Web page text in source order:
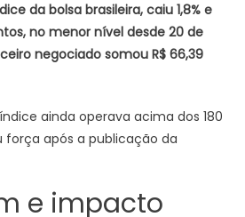
da bolsa brasileira, caiu 1,8% e
no menor nível desde 20 de
negociado somou R$ 66,39
ainda operava acima dos 180
força após a publicação da
e impacto